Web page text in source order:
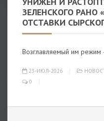
ЗЕЛЕНСКОГО РАНО
ОТСТАВКИ
Возглавляемый им режим
23-ИЮЛ-2026
0